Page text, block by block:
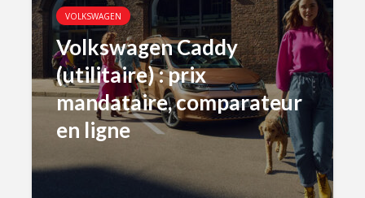
VOLKSWAGEN
Volkswagen Caddy
(utilitaire) : prix
mandataire, comparateur
en ligne